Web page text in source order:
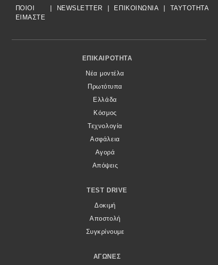
ΠΟΙΟΙ
ΕΙΜΑΣΤΕ
NEWSLETTER ΕΠΙΚΟΙΝΩΝΙΑ TAYTOTHTA
Footer Menu
ΕΠΙΚΑΙΡΌΤΗΤΑ
Νέα μοντέλα
Πρωτότυπα
Ελλάδα
Κόσμος
Τεχνολογία
Ασφάλεια
Αγορά
Απόψεις
TEST DRIVE
Δοκιμή
Αποστολή
Συγκρίνουμε
ΑΓΏΝΕΣ